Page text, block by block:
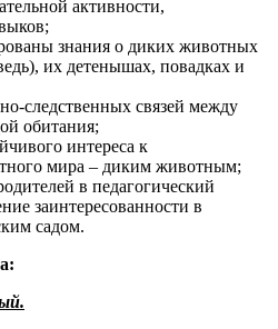
активности,
знания о диких животных
их детенышах, повадках и
следственных связей между
обитания;
интереса к
мира – диким животным;
в педагогический
заинтересованности в
садом.